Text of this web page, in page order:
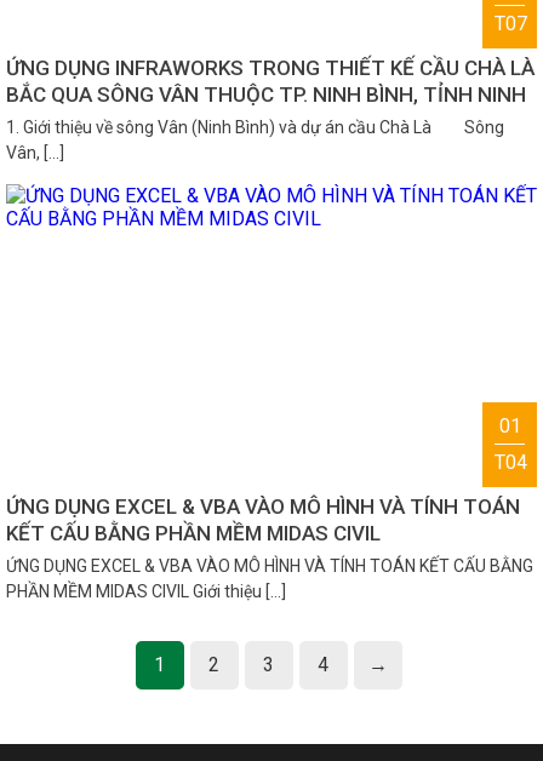
T07
ỨNG DỤNG INFRAWORKS TRONG THIẾT KẾ CẦU CHÀ LÀ
BẮC QUA SÔNG VÂN THUỘC TP. NINH BÌNH, TỈNH NINH
BÌNH
1. Giới thiệu về sông Vân (Ninh Bình) và dự án cầu Chà Là Sông
Vân, […]
01
T04
ỨNG DỤNG EXCEL & VBA VÀO MÔ HÌNH VÀ TÍNH TOÁN
KẾT CẤU BẰNG PHẦN MỀM MIDAS CIVIL
ỨNG DỤNG EXCEL & VBA VÀO MÔ HÌNH VÀ TÍNH TOÁN KẾT CẤU BẰNG
PHẦN MỀM MIDAS CIVIL Giới thiệu […]
1 2 3 4 →